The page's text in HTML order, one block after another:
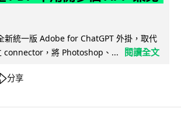
新統一版 Adobe for ChatGPT 外掛，取代
connector，將 Photoshop、...
閱讀全文
分享